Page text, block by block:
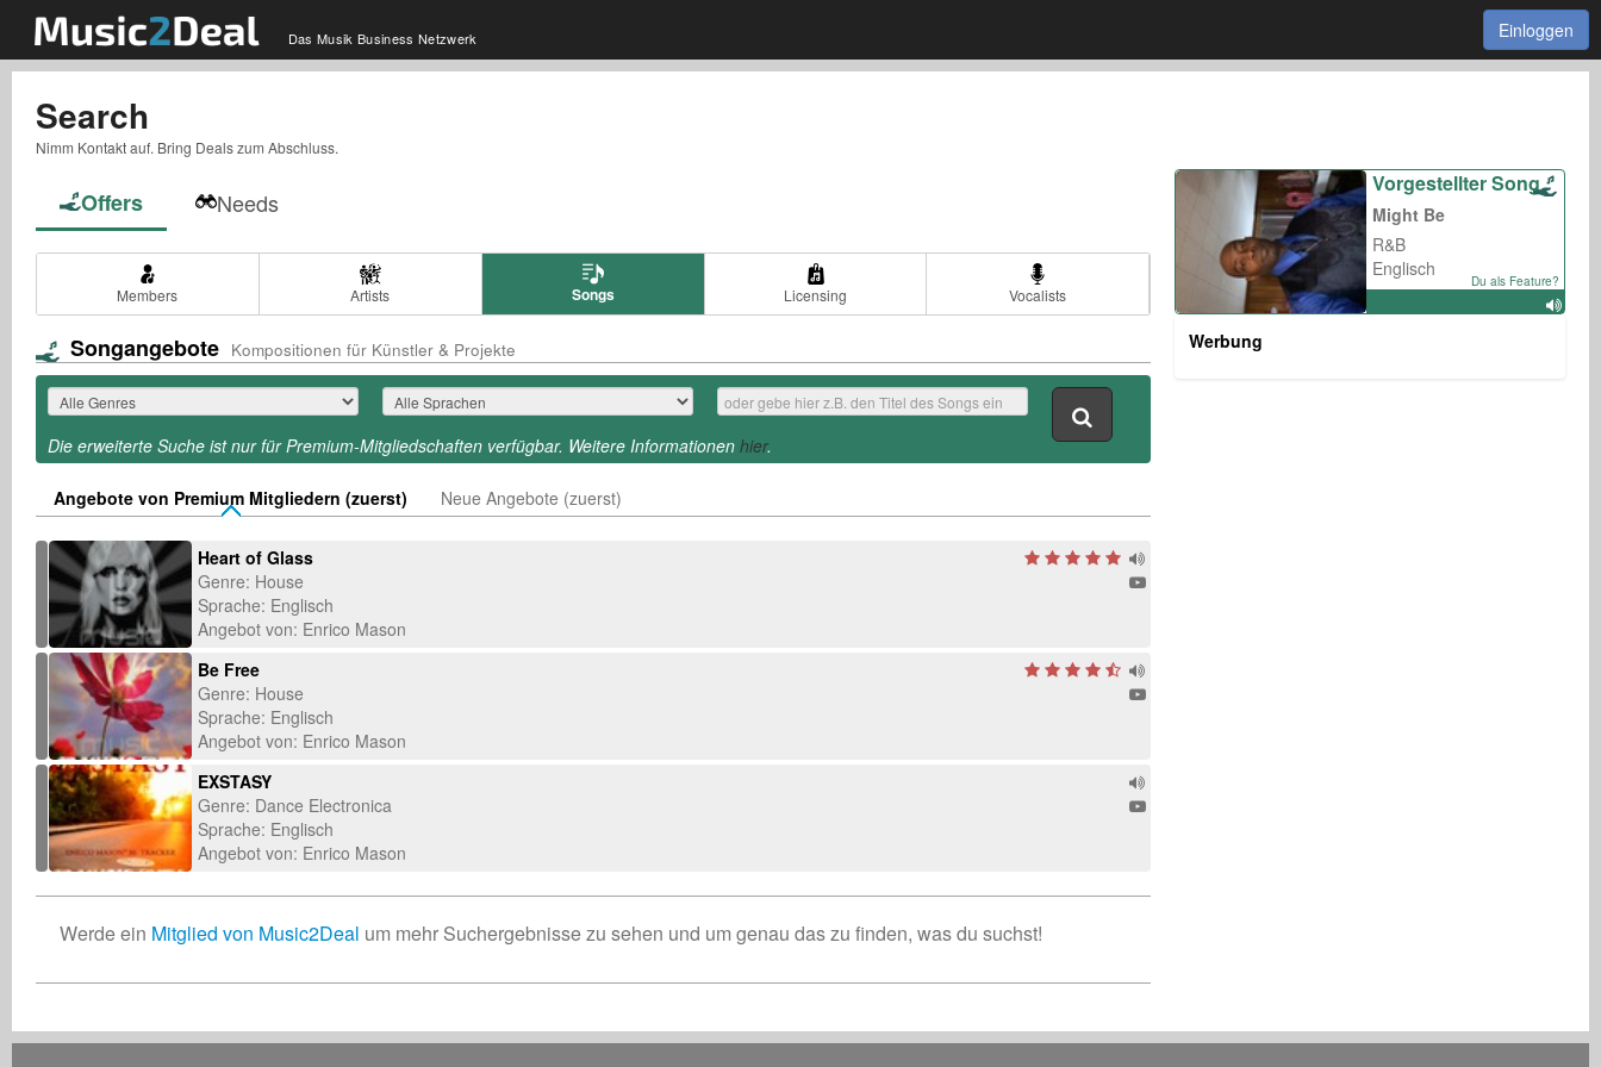
Das Musik Business Netzwerk Einloggen
Search
Nimm Kontakt auf. Bring Deals zum Abschluss.
Offers Needs
Members Artists Songs Licensing Vocalists
Songangebote Kompositionen für Künstler & Projekte
Die erweiterte Suche ist nur für Premium-Mitgliedschaften verfügbar. Weitere Informationen hier.
Angebote von Premium Mitgliedern (zuerst) Neue Angebote (zuerst)
Heart of Glass
Genre: House
Sprache: Englisch
Angebot von: Enrico Mason
Be Free
Genre: House
Sprache: Englisch
Angebot von: Enrico Mason
EXSTASY
Genre: Dance Electronica
Sprache: Englisch
Angebot von: Enrico Mason
Werde ein Mitglied von Music2Deal um mehr Suchergebnisse zu sehen und um genau das zu finden, was du suchst!
Vorgestellter Song
Might Be
R&B
Englisch
Du als Feature?
Werbung